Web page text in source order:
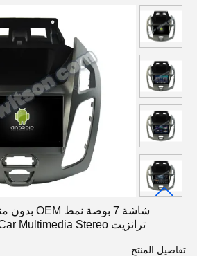
ترانزيت Connect 2014-2015 Car Multimedia Stereo
تفاصيل المنتج